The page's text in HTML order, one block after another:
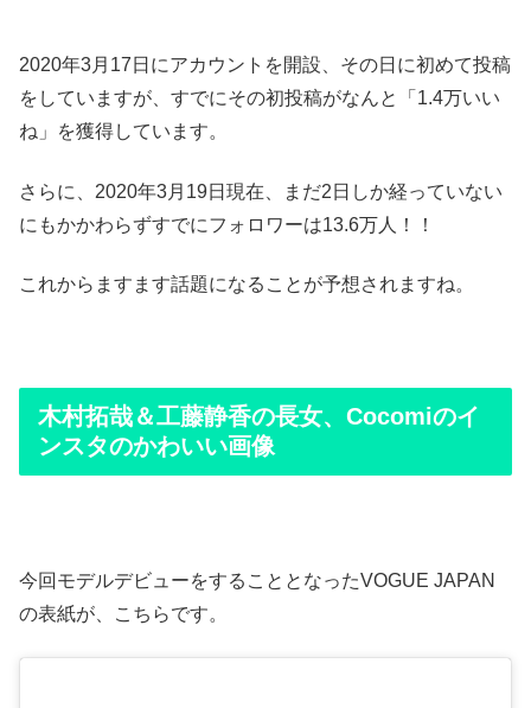
2020年3月17日にアカウントを開設、その日に初めて投稿
をしていますが、すでにその初投稿がなんと「1.4万いい
ね」を獲得しています。
さらに、2020年3月19日現在、まだ2日しか経っていない
にもかかわらずすでにフォロワーは13.6万人！！
これからますます話題になることが予想されますね。
木村拓哉＆工藤静香の長女、Cocomiのイ
ンスタのかわいい画像
今回モデルデビューをすることとなったVOGUE JAPAN
の表紙が、こちらです。